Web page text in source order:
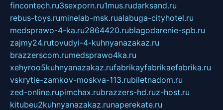
fincontech.ru3sexporn.ru1mus.rudarksand.ru
rebus-toys.ruminelab-msk.rualabuga-cityhotel.ru
medsprawo-4-ka.ru2864420.rublagodarenie-spb.ru
zajmy24.rutovudyi-4-kuhnyanazakaz.ru
brazzerscom.rumedsprawo4ka.ru
xehyroo5kuhnyanazakaz.rufabrikayfabrikaefabrika.ru
vskrytie-zamkov-moskva-113.rubiletnadom.ru
zed-online.rupimchax.rubrazzers-hd.ruz-host.ru
kitubeu2kuhnyanazakaz.runaperekate.ru